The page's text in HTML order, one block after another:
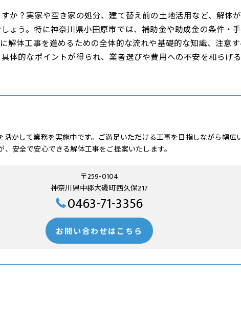
か？実家や空き家の処分、建て替え前の土地活用など、解体
ょう。特に神奈川県小田原市では、補助金や助成金の条件・
解体工事を進めるための全体的な流れや基礎的な知識、注意
体的なポイントが得られ、業者選びや費用への不安を和らげ
活かして業務を実施中です。ご満足いただける工事を目指しながら幅広
安全で安心できる解体工事をご提案いたします。
〒259-0104
神奈川県中郡大磯町西久保217
0463-71-3356
お問い合わせはこちら